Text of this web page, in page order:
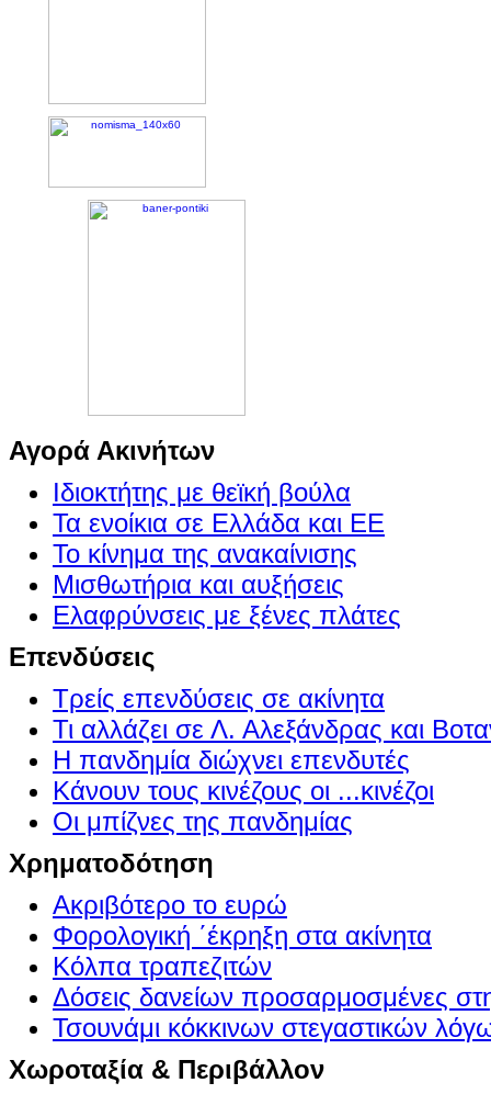
Αγορά Ακινήτων
Ιδιοκτήτης με θεϊκή βούλα
Τα ενοίκια σε Ελλάδα και ΕΕ
Το κίνημα της ανακαίνισης
Μισθωτήρια και αυξήσεις
Ελαφρύνσεις με ξένες πλάτες
Επενδύσεις
Τρείς επενδύσεις σε ακίνητα
Τι αλλάζει σε Λ. Αλεξάνδρας και
Η πανδημία διώχνει επενδυτές
Κάνουν τους κινέζους οι ...κινέζοι
Οι μπίζνες της πανδημίας
Χρηματοδότηση
Ακριβότερο το ευρώ
Φορολογική ΄έκρηξη στα ακίνητα
Κόλπα τραπεζιτών
Δόσεις δανείων προσαρμοσμένες
Τσουνάμι κόκκινων στεγαστικών
Χωροταξία & Περιβάλλον